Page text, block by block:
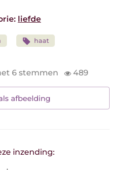
liefde
haat
6 stemmen 489
afbeelding
inzending: